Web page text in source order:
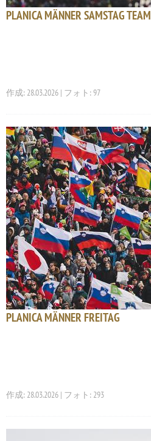
PLANICA MÄNNER SAMSTAG TEAM
作成: 28.03.2026 | フォト: 97
PLANICA MÄNNER FREITAG
作成: 28.03.2026 | フォト: 293